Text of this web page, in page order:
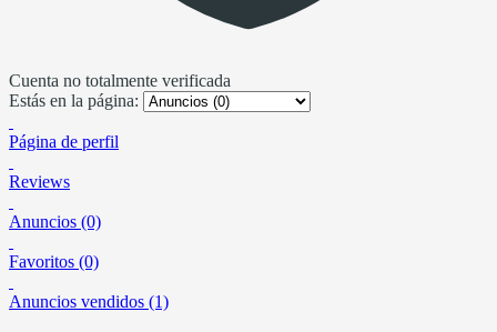
Cuenta no totalmente verificada
Estás en la página:
Página de perfil
Reviews
Anuncios (0)
Favoritos (0)
Anuncios vendidos (1)